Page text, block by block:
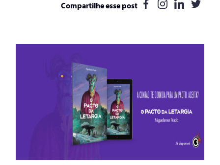
Compartilhe esse post